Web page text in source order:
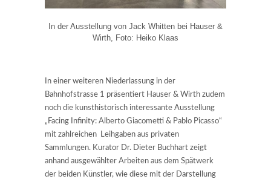
In der Ausstellung von Jack Whitten bei Hauser &
Wirth, Foto: Heiko Klaas
In einer weiteren Niederlassung in der
Bahnhofstrasse 1 präsentiert Hauser & Wirth zudem
noch die kunsthistorisch interessante Ausstellung
„Facing Infinity: Alberto Giacometti & Pablo Picasso“
mit zahlreichen Leihgaben aus privaten
Sammlungen. Kurator Dr. Dieter Buchhart zeigt
anhand ausgewählter Arbeiten aus dem Spätwerk
der beiden Künstler, wie diese mit der Darstellung